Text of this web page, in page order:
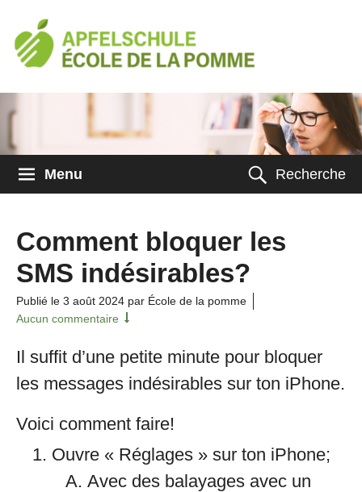
Menu Recherche
Comment bloquer les
SMS indésirables?
Publié le 3 août 2024 par École de la pomme
Aucun commentaire
Il suffit d’une petite minute pour bloquer
les messages indésirables sur ton iPhone.
Voici comment faire!
Ouvre « Réglages » sur ton iPhone;
Avec des balayages avec un